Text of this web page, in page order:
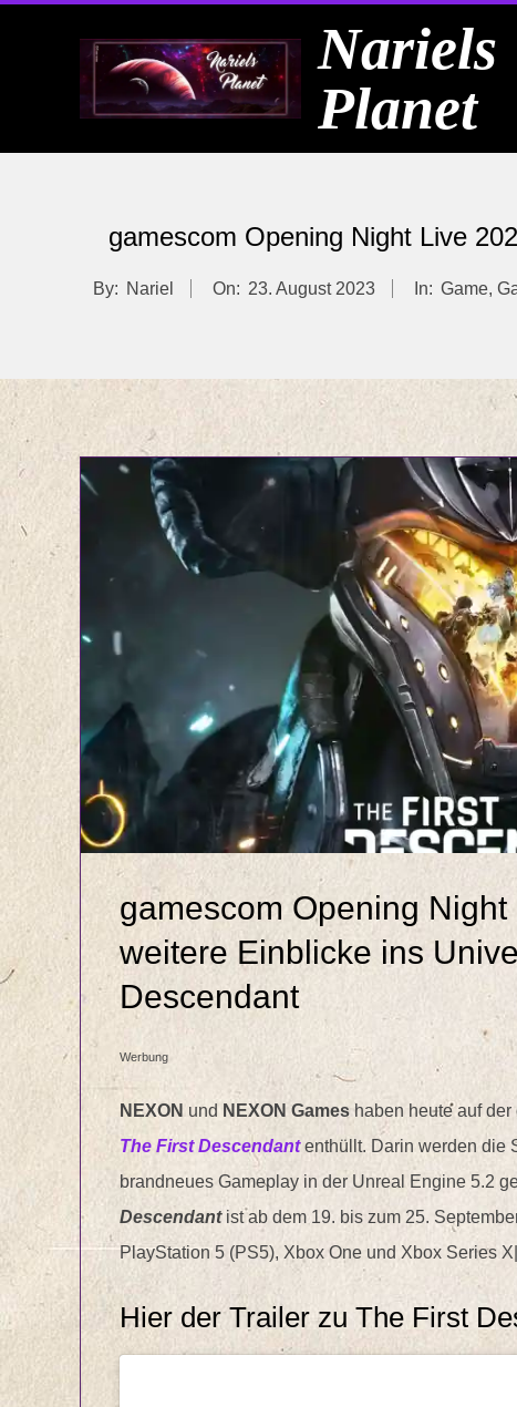
Nariels
Planet
gamescom Opening Night Live
By: Nariel On: 23. August 2023 In: Game,
gamescom Opening
weitere Einblicke ins
Descendant
Werbung
NEXON und NEXON Gameshaben heute auf der
The First Descendantenthüllt. Darin werden die
brandneues Gameplay in der Unreal Engine 5.2
Descendantist ab dem 19. bis zum 25.
PlayStation 5 (PS5), Xbox One und Xbox Series
Hier der Trailer zu The First